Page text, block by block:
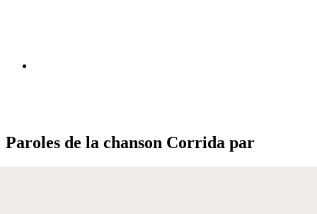
Paroles de la chanson Corrida par